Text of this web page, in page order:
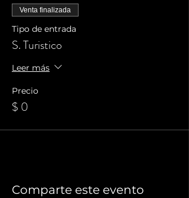
Venta finalizada
Tipo de entrada
S. Turistico
Leer más
Precio
$ 0
Comparte este evento